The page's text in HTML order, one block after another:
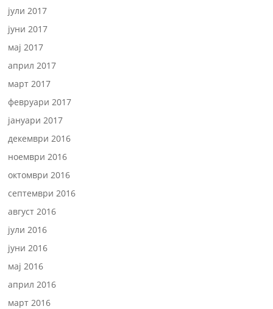
јули 2017
јуни 2017
мај 2017
април 2017
март 2017
февруари 2017
јануари 2017
декември 2016
ноември 2016
октомври 2016
септември 2016
август 2016
јули 2016
јуни 2016
мај 2016
април 2016
март 2016